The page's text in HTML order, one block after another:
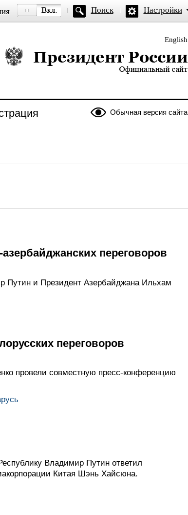
Поиск Настройки
English
Президент России — официальный сайт
Обычная версия сайта
переговоров
Путин и Президент Азербайджана Ильхам
переговоров
провели совместную пресс-конференцию
Владимир Путин ответил
Китая Шэнь Хайсюна.